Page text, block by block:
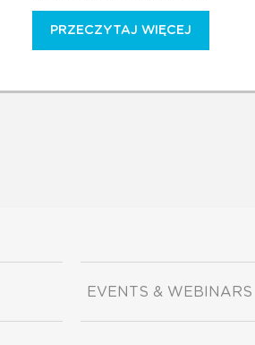
PRZECZYTAJ WIĘCEJ
EVENTS & WEBINARS